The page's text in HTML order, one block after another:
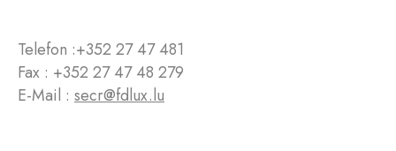
Telefon :+352 27 47 481
Fax : +352 27 47 48 279
E-Mail : secr@fdlux.lu